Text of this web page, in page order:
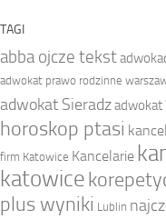
TAGI
abba ojcze tekst
adwokat prawo rodzinne
adwokat Sieradzadwokat
horoskop ptasi
firm Katowice Kancelarie
katowice
plus wyniki Lublin